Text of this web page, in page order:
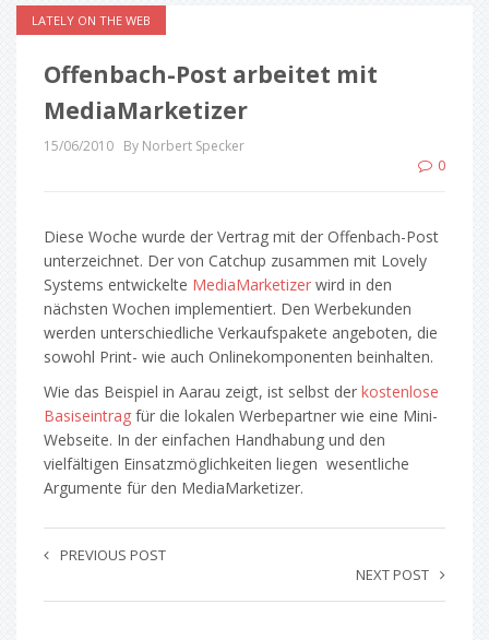
LATELY ON THE WEB
Offenbach-Post arbeitet mit
MediaMarketizer
15/06/2010 By Norbert Specker
0
Diese Woche wurde der Vertrag mit der Offenbach-Post
unterzeichnet. Der von Catchup zusammen mit Lovely
Systems entwickelte MediaMarketizer wird in den
nächsten Wochen implementiert. Den Werbekunden
werden unterschiedliche Verkaufspakete angeboten, die
sowohl Print- wie auch Onlinekomponenten beinhalten.
Wie das Beispiel in Aarau zeigt, ist selbst der kostenlose
Basiseintrag für die lokalen Werbepartner wie eine Mini-
Webseite. In der einfachen Handhabung und den
vielfältigen Einsatzmöglichkeiten liegen wesentliche
Argumente für den MediaMarketizer.
PREVIOUS POST
NEXT POST